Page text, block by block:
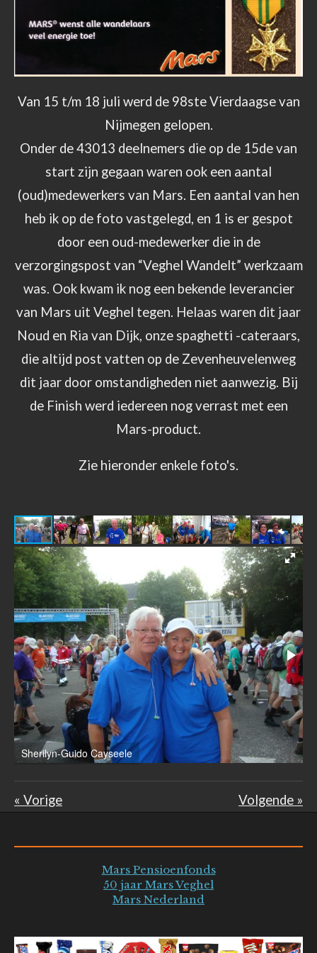
Van 15 t/m 18 juli werd de 98ste Vierdaagse van
Nijmegen gelopen.
Onder de 43013 deelnemers die op de 15de van
start zijn gegaan waren ook een aantal
(oud)medewerkers van Mars. Een aantal van hen
heb ik op de foto vastgelegd, en 1 is er gespot
door een oud-medewerker die in de
verzorgingspost van “Veghel Wandelt” werkzaam
was. Ook kwam ik nog een bekende leverancier
van Mars uit Veghel tegen. Helaas waren dit jaar
Noud en Ria van Dijk, onze spaghetti -cateraars,
die altijd post vatten op de Zevenheuvelenweg
dit jaar door omstandigheden niet aanwezig. Bij
de Finish werd iedereen nog verrast met een
Mars-product.
Zie hieronder enkele foto's.
Sherilyn-Guido Cayseele
« Vorige Volgende »
Mars Pensioenfonds
50 jaar Mars Veghel
Mars Nederland